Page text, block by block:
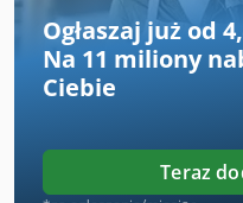
Narzędzia Do Drewna
Narzędzia Do
Narzędzie Do Gięcia
Ogłaszaj już od
Na 11 miliony
Ciebie
Teraz